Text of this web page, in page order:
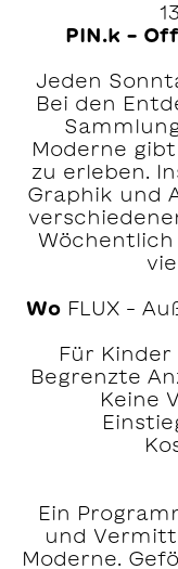
PIN.k –
Jeden
Bei den
Moderne
zu erleben.
Graphik und
WoFLUX –
Für Kinder
Begrenzte
Keine
Ein
und
Moderne.